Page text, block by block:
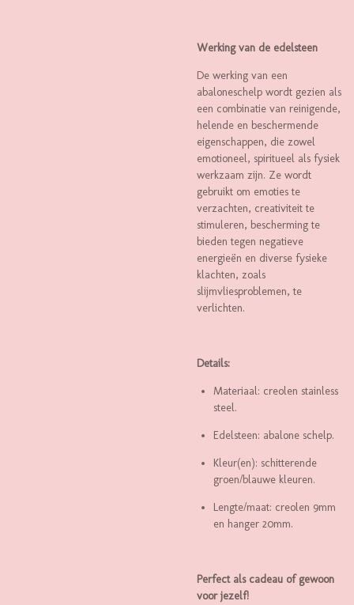
Werking van de edelsteen
De werking van een
abaloneschelp wordt gezien als
een combinatie van reinigende,
helende en beschermende
eigenschappen, die zowel
emotioneel, spiritueel als fysiek
werkzaam zijn. Ze wordt
gebruikt om emoties te
verzachten, creativiteit te
stimuleren, bescherming te
bieden tegen negatieve
energieën en diverse fysieke
klachten, zoals
slijmvliesproblemen, te
verlichten.
Details:
Materiaal: creolen stainless
steel.
Edelsteen: abalone schelp.
Kleur(en): schitterende
groen/blauwe kleuren.
Lengte/maat: creolen 9mm
en hanger 20mm.
Perfect als cadeau of gewoon
voor jezelf!